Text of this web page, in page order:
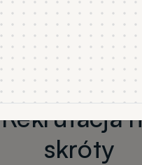
PreviousNext
PreviousNext
Rekrutacja
skróty